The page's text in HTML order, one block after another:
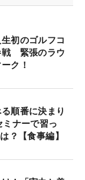
初のゴルフコ
戦 緊張のラウ
ク！
順番に決まり
ナーで習っ
？【食事編】